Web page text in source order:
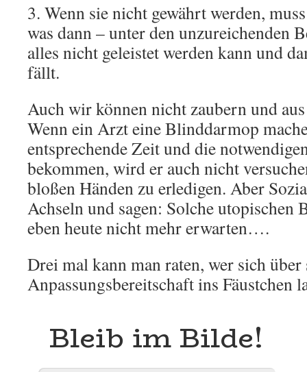
3. Wenn sie nicht gewährt werden,
was dann – unter den unzureichenden
alles nicht geleistet werden kann und
fällt.
Auch wir können nicht zaubern und
Wenn ein Arzt eine Blinddarmop
entsprechende Zeit und die
bekommen, wird er auch nicht
bloßen Händen zu erledigen. Aber
Achseln und sagen: Solche utopischen
eben heute nicht mehr erwarten….
Drei mal kann man raten, wer sich
Anpassungsbereitschaft ins Fäustchen
Bleib im Bilde!